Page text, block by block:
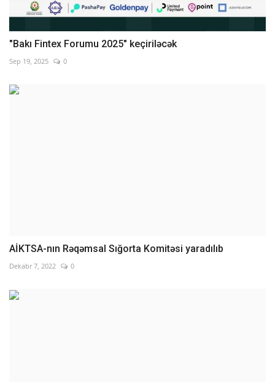
"Bakı Fintex Forumu 2025" keçiriləcək
Sep 19, 2025 0
AİKTSA-nın Rəqəmsal Sığorta Komitəsi yaradılıb
Dekabr 7, 2022 0